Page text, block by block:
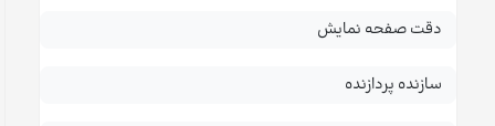
دقت صفحه نمایش
سازنده پردازنده